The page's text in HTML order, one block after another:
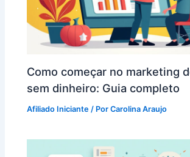
Como começar no marketing
sem dinheiro: Guia completo
Afiliado Iniciante / PorCarolina Araujo